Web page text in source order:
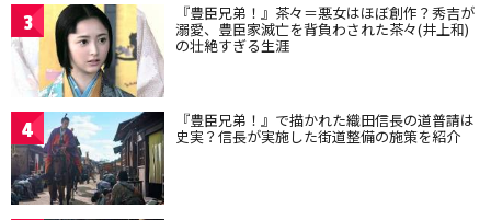
3 『豊臣兄弟！』茶々＝悪女はほぼ創作？秀吉が
溺愛、豊臣家滅亡を背負わされた茶々(井上和)
の壮絶すぎる生涯
4 『豊臣兄弟！』で描かれた織田信長の道普請は
史実？信長が実施した街道整備の施策を紹介